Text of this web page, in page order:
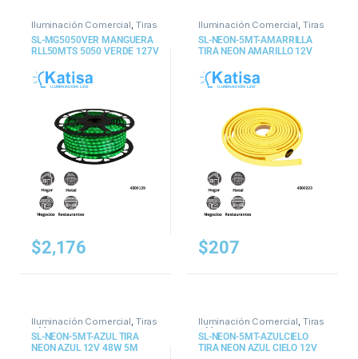
Iluminación Comercial, Tiras
y Mangueras
SL-MG5050VER MANGUERA
RLL50MTS 5050 VERDE 127V
$2,176
Iluminación Comercial, Tiras
y Mangueras
SL-NEON-5MT-AMARRILLA
TIRA NEON AMARILLO 12V
$207
Iluminación Comercial, Tiras
y Mangueras
SL-NEON-5MT-AZUL TIRA
NEON AZUL 12V 48W 5M
Iluminación Comercial, Tiras
y Mangueras
SL-NEON-5MT-AZULCIELO
TIRA NEON AZUL CIELO 12V